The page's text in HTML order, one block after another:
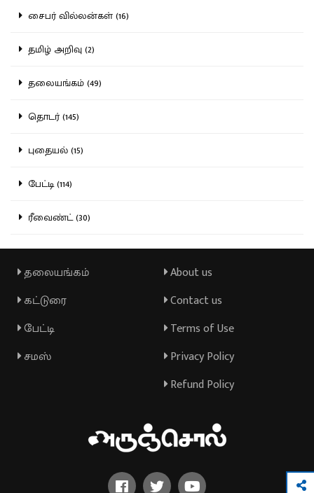
சைபர் வில்லன்கள் (16)
தமிழ் அறிவு (2)
தலையங்கம் (49)
தொடர் (145)
புதையல் (15)
பேட்டி (114)
ரீவைண்ட் (30)
தலையங்கம்
கட்டுரை
பேட்டி
சமஸ்
About us
Contact us
Terms of Use
Privacy Policy
Refund Policy